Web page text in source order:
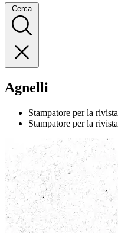
Cerca
Agnelli
Stampatore per la rivista
Stampatore per la rivista